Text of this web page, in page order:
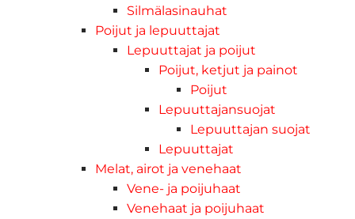
Silmälasinauhat
Poijut ja lepuuttajat
Lepuuttajat ja poijut
Poijut, ketjut ja painot
Poijut
Lepuuttajansuojat
Lepuuttajan suojat
Lepuuttajat
Melat, airot ja venehaat
Vene- ja poijuhaat
Venehaat ja poijuhaat